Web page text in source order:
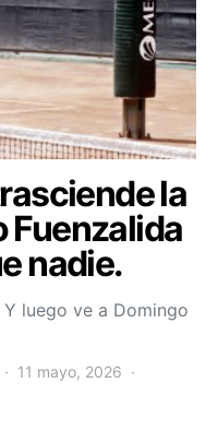
la
Fuenzalida
nadie.
luego ve a Domingo
11 mayo, 2026